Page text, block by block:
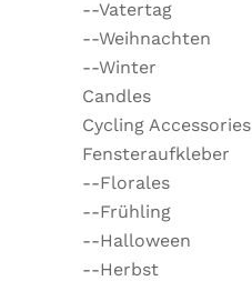
--Vatertag
--Weihnachten
--Winter
Candles
Cycling Accessories
Fensteraufkleber
--Florales
--Frühling
--Halloween
--Herbst